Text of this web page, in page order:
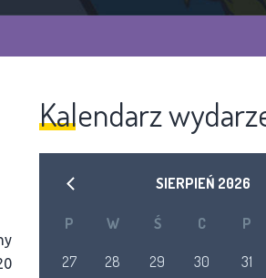
Kalendarz
SIERPIEŃ 2026
P W Ś C P
27 28 29 30 31